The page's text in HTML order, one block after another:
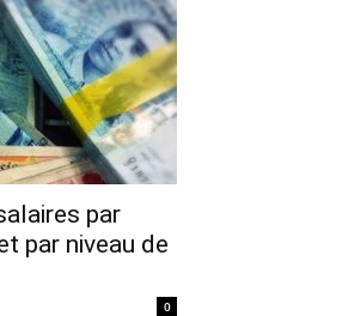
par
par niveau de
0